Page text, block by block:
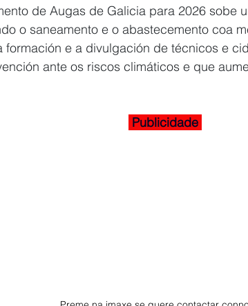
de Augas de Galicia para 2026 sobe
o saneamento e o abastecemento coa
formación e a divulgación de técnicos e
ante os riscos climáticos e que
Publicidade